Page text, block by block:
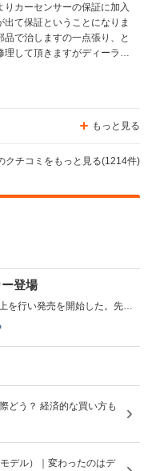
カーセンサーの保証に加入
て保証ということになりま
で治しますの一点張り、と
して頂きますがディーラー
たら、もう既に終わってます
もっと見る
クチコミをもっと見る(1214件)
登場
日産は、2025年8月に「ノート」の一部仕様向上を行い発売を開始した。先進コンパクトカーのノートは、e-POWERによる力強い加速や滑らかな減速制御、優れた静粛性が高く評価されている。今回の仕様向上では、インテリジェント エマージェンシーブレーキの左右検知範囲が拡大され、自転車などの検知性能が向上した。また、後席への人や荷物の置き去りを防ぐための「後席リマインダー」が全グレードに標準装備された。さらに、日産モータースポーツ＆カスタマイズからは新しいカスタマイズカー「AUTECH ライン」が設定され、専用のアルミホイールや特別なシート素材が採用されている。（2025.8）
どう？ 経済的な買い方も
デル）｜変わったのはデ